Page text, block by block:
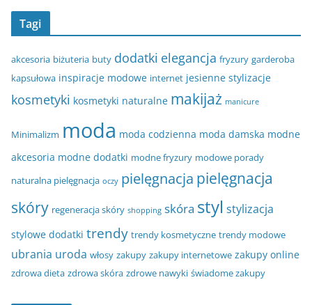
Tagi
akcesoria biżuteria buty dodatki elegancja fryzury garderoba
kapsułowa inspiracje modowe internet jesienne stylizacje
kosmetyki kosmetyki naturalne makijaż manicure
Minimalizm moda moda codzienna moda damska modne
akcesoria modne dodatki modne fryzury modowe porady
naturalna pielęgnacja oczy pielęgnacja pielęgnacja
skóry regeneracja skóry shopping skóra styl stylizacja
stylowe dodatki trendy trendy kosmetyczne trendy modowe
ubrania uroda włosy zakupy zakupy internetowe zakupy online
zdrowa dieta zdrowa skóra zdrowe nawyki świadome zakupy